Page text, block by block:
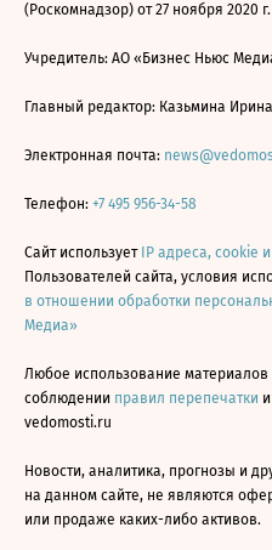
(Роскомнадзор) от 27 ноября 2020
Учредитель: АО «Бизнес Ньюс
Главный редактор: Казьмина
Электронная почта:
Телефон: +7 495 956-34-58
Сайт использует IP адреса, cookie
Пользователей сайта, условия
в отношении обработки
Медиа»
Любое использование материалов
соблюдении правил перепечатки
vedomosti.ru
Новости, аналитика, прогнозы и
на данном сайте, не являются
или продаже каких-либо активов.